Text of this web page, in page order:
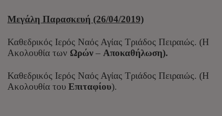
Μεγάλη Παρασκευή (26/04/2019)
Καθεδρικός Ιερός Ναός Αγίας Τριάδος Πειραιώς. (Η
Ακολουθία των Ωρών – Αποκαθήλωση).
Καθεδρικός Ιερός Ναός Αγίας Τριάδος Πειραιώς. (Η
Ακολουθία του Επιταφίου).